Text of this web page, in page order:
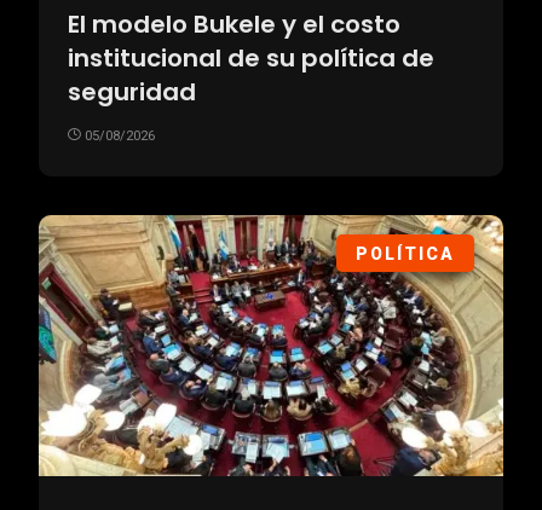
El modelo Bukele y el costo
institucional de su política de
seguridad
05/08/2026
POLÍTICA